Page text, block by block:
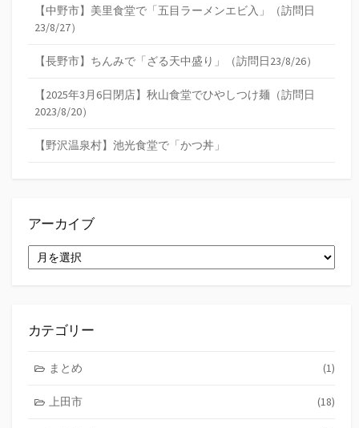
【中野市】美里食堂で「五目ラーメンエビ入」（訪問日
23/8/27）
【長野市】ちんみで「ざる天中盛り」（訪問日23/8/26）
【2025年3月6日閉店】秋山食堂でひやしつけ麺（訪問日
2023/8/20）
【野沢温泉村】池光食堂で「かつ丼」
アーカイブ
ー
カテゴリー
まとめ (1)
上田市 (18)